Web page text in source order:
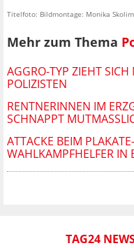
Titelfoto: Bildmontage: Monika
Mehr zum Thema
AGGRO-TYP ZIEHT
POLIZISTEN
RENTNERINNEN IM
SCHNAPPT
ATTACKE BEIM
WAHLKAMPFHELFER IN
TAG24